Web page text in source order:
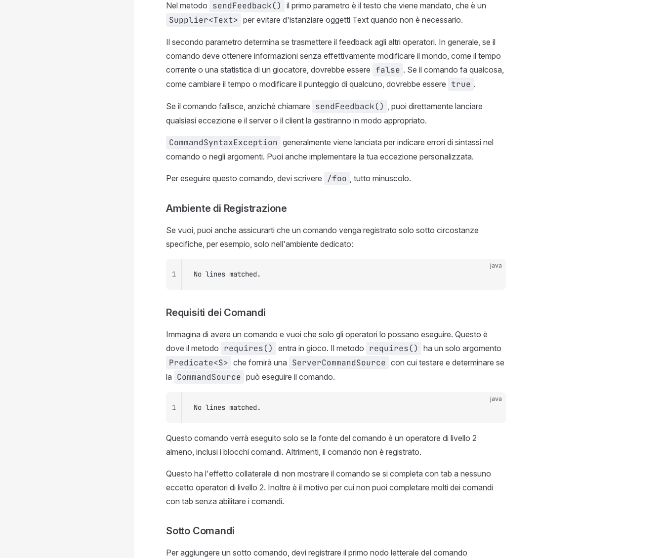
Nel metodo sendFeedback() il primo parametro è il testo che viene mandato, che è un
Supplier<Text> per evitare d'istanziare oggetti Text quando non è necessario.
Il secondo parametro determina se trasmettere il feedback agli altri operatori. In generale, se il
comando deve ottenere informazioni senza effettivamente modificare il mondo, come il tempo
corrente o una statistica di un giocatore, dovrebbe essere false . Se il comando fa qualcosa,
come cambiare il tempo o modificare il punteggio di qualcuno, dovrebbe essere true .
Se il comando fallisce, anziché chiamare sendFeedback() , puoi direttamente lanciare
qualsiasi eccezione e il server o il client la gestiranno in modo appropriato.
CommandSyntaxException generalmente viene lanciata per indicare errori di sintassi nel
comando o negli argomenti. Puoi anche implementare la tua eccezione personalizzata.
Per eseguire questo comando, devi scrivere /foo , tutto minuscolo.
Ambiente di Registrazione
Se vuoi, puoi anche assicurarti che un comando venga registrato solo sotto circostanze
specifiche, per esempio, solo nell'ambiente dedicato:
java
No lines matched.
1
Requisiti dei Comandi
Immagina di avere un comando e vuoi che solo gli operatori lo possano eseguire. Questo è
dove il metodo requires() entra in gioco. Il metodo requires() ha un solo argomento
Predicate<S> che fornirà una ServerCommandSource con cui testare e determinare se
la CommandSource può eseguire il comando.
java
No lines matched.
1
Questo comando verrà eseguito solo se la fonte del comando è un operatore di livello 2
almeno, inclusi i blocchi comandi. Altrimenti, il comando non è registrato.
Questo ha l'effetto collaterale di non mostrare il comando se si completa con tab a nessuno
eccetto operatori di livello 2. Inoltre è il motivo per cui non puoi completare molti dei comandi
con tab senza abilitare i comandi.
Sotto Comandi
Per aggiungere un sotto comando, devi registrare il primo nodo letterale del comando